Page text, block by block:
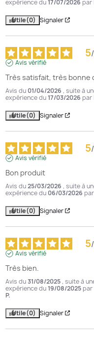
expérience du17/07/2026 par
Utile(0) Signaler
5/
Avis vérifié
Très satisfait, très bonne
Avis du 01/04/2026 , suite à
expérience du17/03/2026 par
Utile(0) Signaler
5/
Avis vérifié
Bon produit
Avis du25/03/2026 , suite à
expérience du 06/03/2026
Utile(0) Signaler
5/
Avis vérifié
Très bien.
Avis du 31/08/2025, suite à
expérience du19/08/2025 par
P.
Utile(0) Signaler